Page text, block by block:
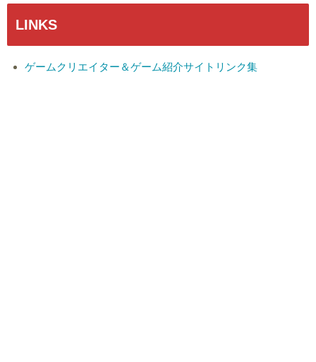
LINKS
ゲームクリエイター＆ゲーム紹介サイトリンク集